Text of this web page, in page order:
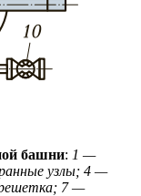
башни: 1 —
узлы; 4 —
7 —